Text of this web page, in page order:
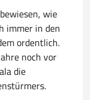
wie
immer in den
ordentlich.
noch vor
die